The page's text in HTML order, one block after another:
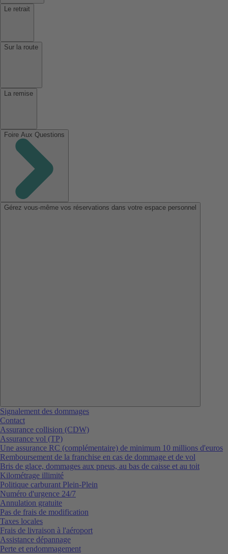
Le retrait
Sur la route
La remise
Foire Aux Questions
Gérez vous-même vos réservations dans votre espace personnel
Signalement des dommages
Contact
Assurance collision (CDW)
Assurance vol (TP)
Une assurance RC (complémentaire) de minimum 10 millions d'euros
Remboursement de la franchise en cas de dommage et de vol
Bris de glace, dommages aux pneus, au bas de caisse et au toit
Kilométrage illimité
Politique carburant Plein-Plein
Numéro d'urgence 24/7
Annulation gratuite
Pas de frais de modification
Taxes locales
Frais de livraison à l'aéroport
Assistance dépannage
Perte et endommagement